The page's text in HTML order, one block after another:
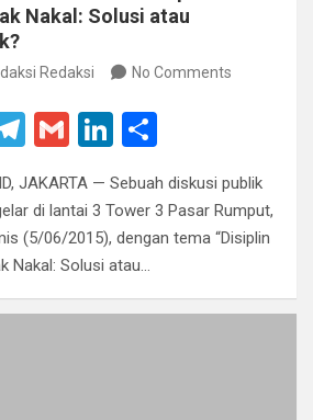
Nakal: Solusi atau
Redaksi No Comments
T
e
gr
a
m
G
ail
Li
ke
dI
n
ar
e
JAKARTA — Sebuah diskusi publik
di lantai 3 Tower 3 Pasar Rumput,
(5/06/2015), dengan tema “Disiplin
Nakal: Solusi atau…